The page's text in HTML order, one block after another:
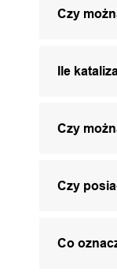
Czy
Ile
Czy
Czy
Co